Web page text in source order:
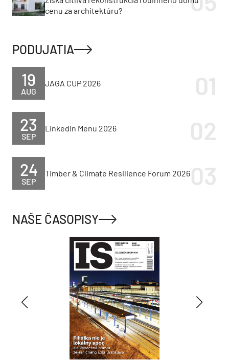
cenu za architektúru?
PODUJATIA
AUG
19 JAGA CUP 2026
SEP
23 LinkedIn Menu 2026
SEP
24 Timber & Climate Resilience Forum 2026
NAŠE ČASOPISY